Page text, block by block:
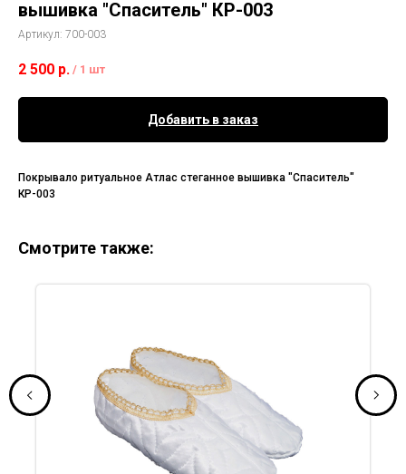
вышивка "Спаситель" КР-003
Артикул: 700-003
2 500 р. / 1 шт
Добавить в заказ
Покрывало ритуальное Атлас стеганное вышивка "Спаситель"
КР-003
Смотрите также: